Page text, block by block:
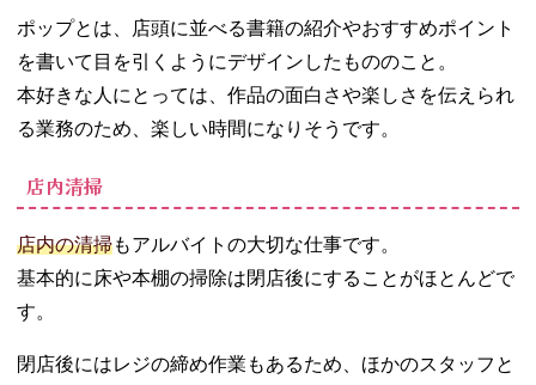
ポップとは、店頭に並べる書籍の紹介やおすすめポイント
を書いて目を引くようにデザインしたもののこと。
本好きな人にとっては、作品の面白さや楽しさを伝えられ
る業務のため、楽しい時間になりそうです。
店内清掃
店内の清掃もアルバイトの大切な仕事です。
基本的に床や本棚の掃除は閉店後にすることがほとんどで
す。
閉店後にはレジの締め作業もあるため、ほかのスタッフと